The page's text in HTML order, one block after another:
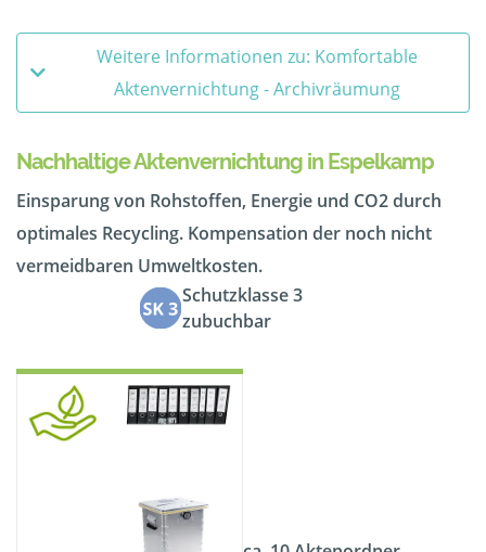
Weitere Informationen zu: Komfortable
Aktenvernichtung - Archivräumung
Nachhaltige Aktenvernichtung in Espelkamp
Einsparung von Rohstoffen, Energie und CO2 durch
optimales Recycling. Kompensation der noch nicht
vermeidbaren Umweltkosten.
Schutzklasse 3
zubuchbar